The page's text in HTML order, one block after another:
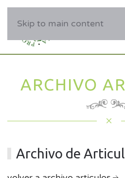
Skip to main content
ARCHIVO
Archivo de